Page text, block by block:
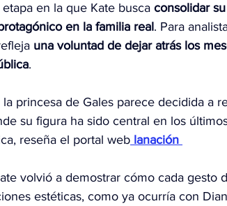
en la que Kate busca consolidar
en la familia real. Para
una voluntad de dejar atrás los
.
princesa de Gales parece decidida a
su figura ha sido central en los
reseña el portal web lanación
volvió a demostrar cómo cada gesto
estéticas, como ya ocurría con